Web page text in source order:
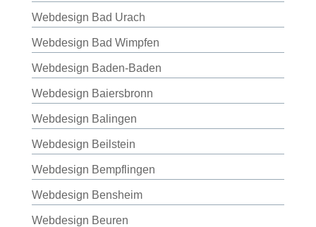
Webdesign Bad Urach
Webdesign Bad Wimpfen
Webdesign Baden-Baden
Webdesign Baiersbronn
Webdesign Balingen
Webdesign Beilstein
Webdesign Bempflingen
Webdesign Bensheim
Webdesign Beuren